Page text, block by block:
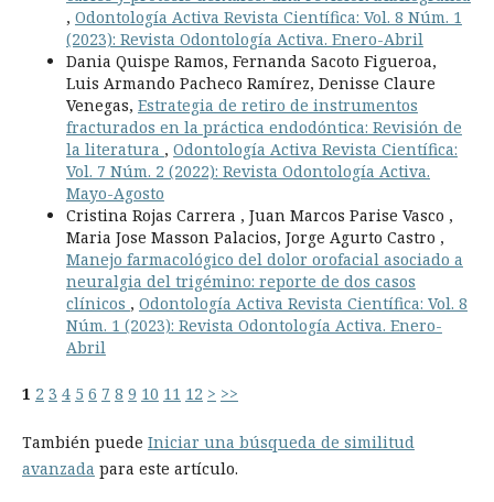
, Odontología Activa Revista Científica: Vol. 8 Núm. 1
(2023): Revista Odontología Activa. Enero-Abril
Dania Quispe Ramos, Fernanda Sacoto Figueroa,
Luis Armando Pacheco Ramírez, Denisse Claure
Venegas, Estrategia de retiro de instrumentos
fracturados en la práctica endodóntica: Revisión de
la literatura , Odontología Activa Revista Científica:
Vol. 7 Núm. 2 (2022): Revista Odontología Activa.
Mayo-Agosto
Cristina Rojas Carrera , Juan Marcos Parise Vasco ,
Maria Jose Masson Palacios, Jorge Agurto Castro ,
Manejo farmacológico del dolor orofacial asociado a
neuralgia del trigémino: reporte de dos casos
clínicos , Odontología Activa Revista Científica: Vol. 8
Núm. 1 (2023): Revista Odontología Activa. Enero-
Abril
1 2 3 4 5 6 7 8 9 10 11 12 > >>
También puede Iniciar una búsqueda de similitud
avanzada para este artículo.